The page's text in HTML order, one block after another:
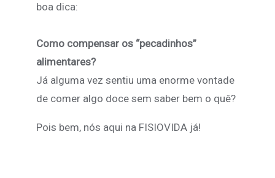
boa dica:
Como compensar os “pecadinhos”
alimentares?
Já alguma vez sentiu uma enorme vontade
de comer algo doce sem saber bem o quê?
Pois bem, nós aqui na FISIOVIDA já!